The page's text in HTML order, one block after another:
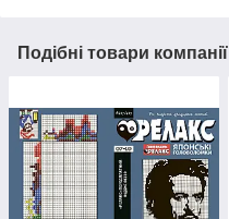
Подібні товари компанії